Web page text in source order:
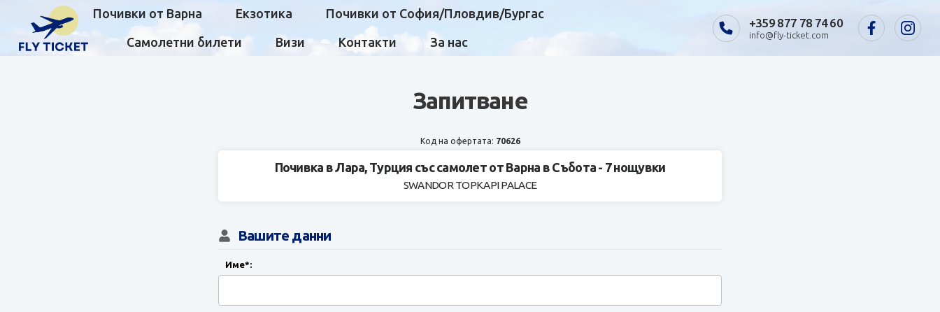
Почивки от Варна Екзотика Почивки от София/Пловдив/Бургас
Самолетни билети Визи Контакти За нас
+359 877 78 74 60
info@fly-ticket.com
Запитване
Код на офертата: 70626
Почивка в Лара, Турция със самолет от Варна в Събота - 7 нощувки
SWANDOR TOPKAPI PALACE
Вашите данни
Име*: